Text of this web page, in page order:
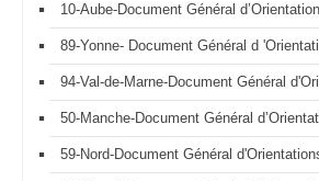
10-Aube-Document Général
89-Yonne- Document Général d
94-Val-de-Marne-Document Général
50-Manche-Document Général
59-Nord-Document Général